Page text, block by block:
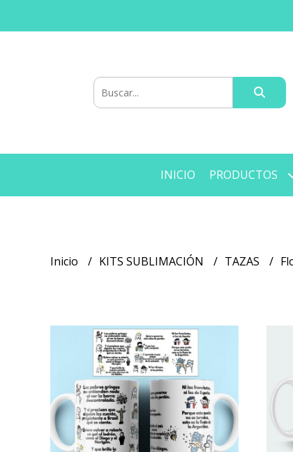
INICIO PRODUCTOS
Inicio KITS SUBLIMACIÓN TAZAS